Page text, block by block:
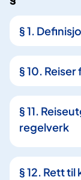
5
e
f
f
§ 1.
§ 10.
§ 11.
regelverk
§ 12. Rett